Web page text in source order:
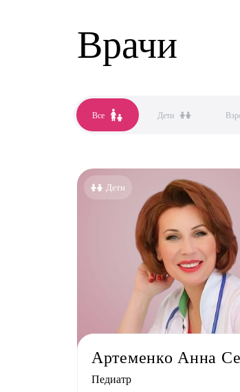
Врачи
Все Дети
Дети
Артеменко Анна
Педиатр